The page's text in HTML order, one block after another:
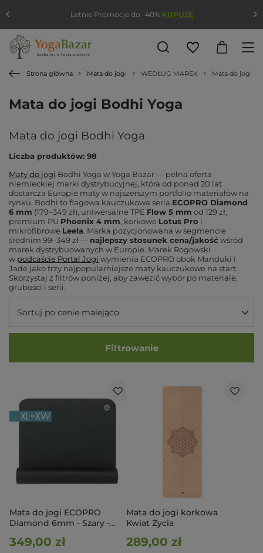
Strona główna Mata do jogi WEDŁUG MAREK Mata do jogi
Mata do jogi Bodhi Yoga
Mata do jogi Bodhi Yoga
Liczba produktów: 98
Maty do jogi Bodhi Yoga w Yoga Bazar — pełna oferta
niemieckiej marki dystrybucyjnej, która od ponad 20 lat
dostarcza Europie maty w najszerszym portfolio materiałów na
rynku. Bodhi to flagowa kauczukowa seria ECOPRO Diamond
6 mm (179–349 zł), uniwersalne TPE Flow 5 mm od 129 zł,
premium PU Phoenix 4 mm, korkowe Lotus Pro i
mikrofibrowe Leela. Marka pozycjonowana w segmencie
średnim 99–349 zł — najlepszy stosunek cena/jakość wśród
marek dystrybuowanych w Europie. Marek Rogowski
w podcaście Portal Jogi wymienia ECOPRO obok Manduki i
Jade jako trzy najpopularniejsze maty kauczukowe na start.
Skorzystaj z filtrów poniżej, aby zawęzić wybór po materiale,
grubości i serii.
Sortuj po cenie malejąco
Filtrowanie
Mata do jogi ECOPRO
Diamond 6mm - Szary -
349,00 zł
Mata do jogi korkowa
Kwiat Życia
289,00 zł
Darmowy miesiąc w PortalYogi przy zakupie